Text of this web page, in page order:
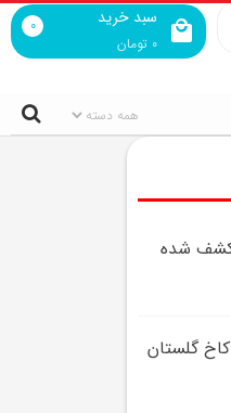
سبد خرید
0 تومان
0
کشف شده
گلستان